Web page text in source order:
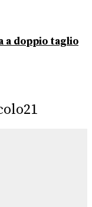
a doppio taglio